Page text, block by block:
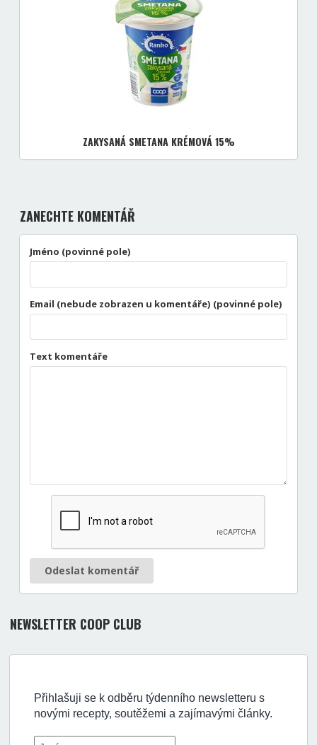
ZAKYSANÁ SMETANA KRÉMOVÁ 15%
ZANECHTE KOMENTÁŘ
Jméno (povinné pole)
Email (nebude zobrazen u komentáře) (povinné pole)
Text komentáře
Odeslat komentář
NEWSLETTER COOP CLUB